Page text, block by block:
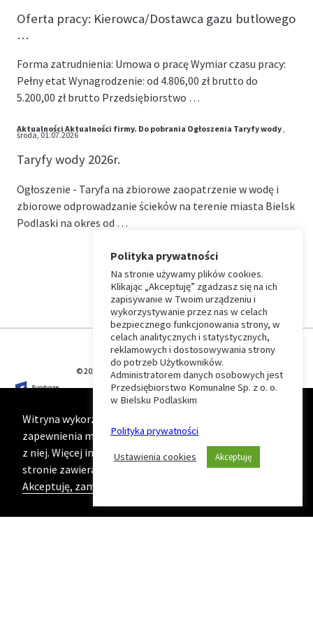
Oferta pracy: Kierowca/Dostawca gazu butlowego
…
Forma zatrudnienia: Umowa o pracę Wymiar czasu pracy:
Pełny etat Wynagrodzenie: od 4.806,00 zł brutto do
5.200,00 zł brutto Przedsiębiorstwo …
Aktualności Aktualności firmy. Do pobrania Ogłoszenia Taryfy wody,
środa, 01.07.2026
Taryfy wody 2026r.
Ogłoszenie - Taryfa na zbiorowe zaopatrzenie w wodę i
zbiorowe odprowadzanie ścieków na terenie miasta Bielsk
Podlaski na okres od …
⏶
Wróć
do
początku
strony
© 2026 T-Matic Grupa Computer Plus Sp. z o.o.
Witryna wykorzystuje ciasteczka (cookies) w celu
zapewnienia maksymalnej wygody podczas korzystania
z niej. Więcej informacji na ten temat znajduje się na
stronie zawierającej naszą
Politykę prywatności
Akceptuję, zamknij komunikat
Polityka prywatności
Na stronie używamy plików cookies.
Klikając „Akceptuję” zgadzasz się na ich
zapisywanie w Twoim urządzeniu i
wykorzystywanie przez nas w celach
bezpiecznego funkcjonowania strony, w
celach analitycznych i statystycznych,
reklamowych i dostosowywania strony
do potrzeb Użytkowników.
Administratorem danych osobowych jest
Przedsiębiorstwo Komunalne Sp. z o. o.
w Bielsku Podlaskim
Polityka prywatności
Ustawienia cookies Akceptuję